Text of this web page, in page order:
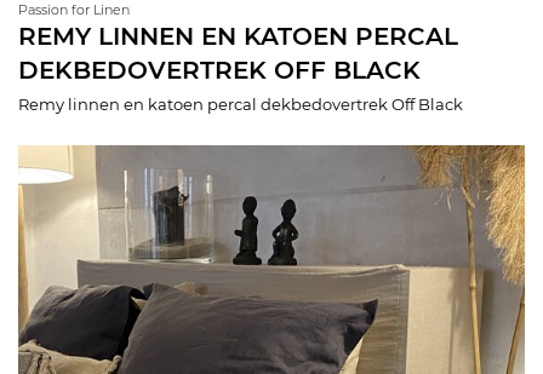
Bed
Sale
Bath
Sale
Passion for Linen
REMY LINNEN EN KATOEN PERCAL
DEKBEDOVERTREK OFF BLACK
Remy linnen en katoen percal dekbedovertrek Off Black